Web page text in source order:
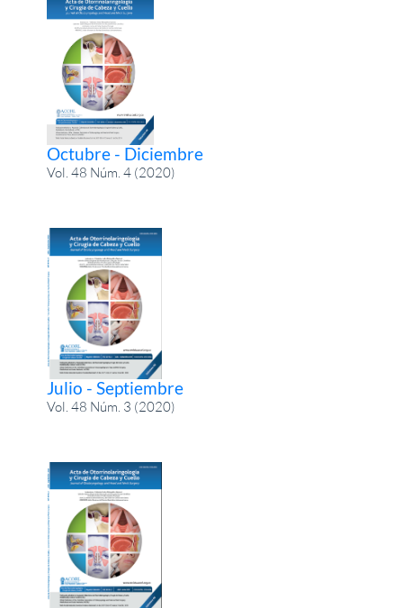
Octubre - Diciembre
Vol. 48 Núm. 4 (2020)
Julio - Septiembre
Vol. 48 Núm. 3 (2020)